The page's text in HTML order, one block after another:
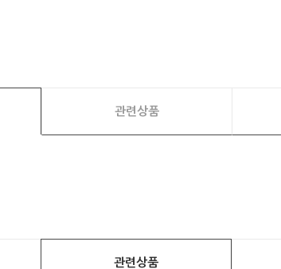
관련상품
관련상품